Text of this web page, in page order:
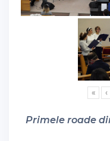
« ‹
Primele roade